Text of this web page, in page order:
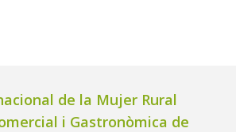
de la Mujer Rural
i Gastronòmica de